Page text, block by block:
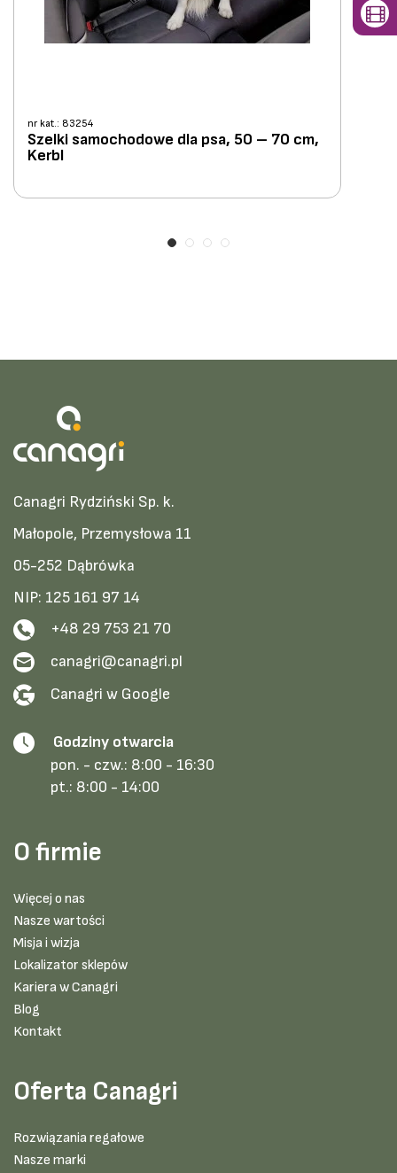
nr kat.: 83254
Szelki samochodowe dla psa, 50 – 70 cm,
Kerbl
Canagri Rydziński Sp. k.
Małopole, Przemysłowa 11
05-252 Dąbrówka
NIP: 125 161 97 14
+48 29 753 21 70
canagri@canagri.pl
Canagri w Google
Godziny otwarcia
pon. - czw.: 8:00 - 16:30
pt.: 8:00 - 14:00
O firmie
Więcej o nas
Nasze wartości
Misja i wizja
Lokalizator sklepów
Kariera w Canagri
Blog
Kontakt
Oferta Canagri
Rozwiązania regałowe
Nasze marki